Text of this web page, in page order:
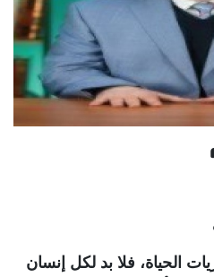
الحياة، فلا بد لكل إنسان